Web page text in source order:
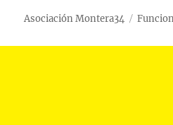
Asociación Montera34